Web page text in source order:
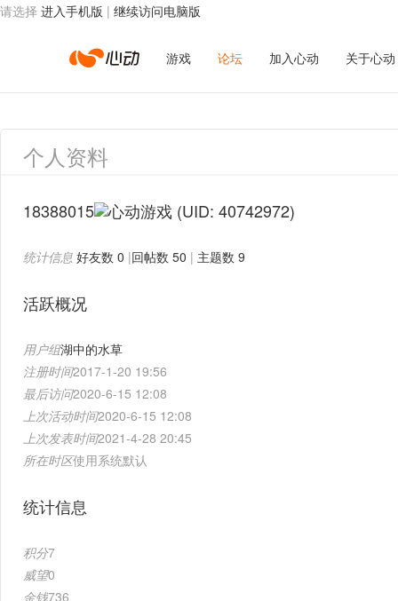
请选择 进入手机版 | 继续访问电脑版
心
动
络
游戏 论坛 加入心动 关于心动
个人资料
18388015 (UID: 40742972)
统计信息 好友数 0 |回帖数 50 | 主题数 9
活跃概况
用户组湖中的水草
注册时间2017-1-20 19:56
最后访问2020-6-15 12:08
上次活动时间2020-6-15 12:08
上次发表时间2021-4-28 20:45
所在时区使用系统默认
统计信息
积分7
威望0
金钱736